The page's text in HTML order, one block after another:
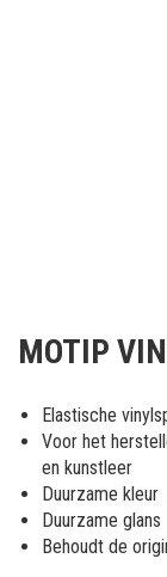
het
van
de
afbeeldingen-
gallerij
MOTIP
Elastische
Voor het
en kunstleer
Duurzame kleur
Duurzame glans
Behoudt de